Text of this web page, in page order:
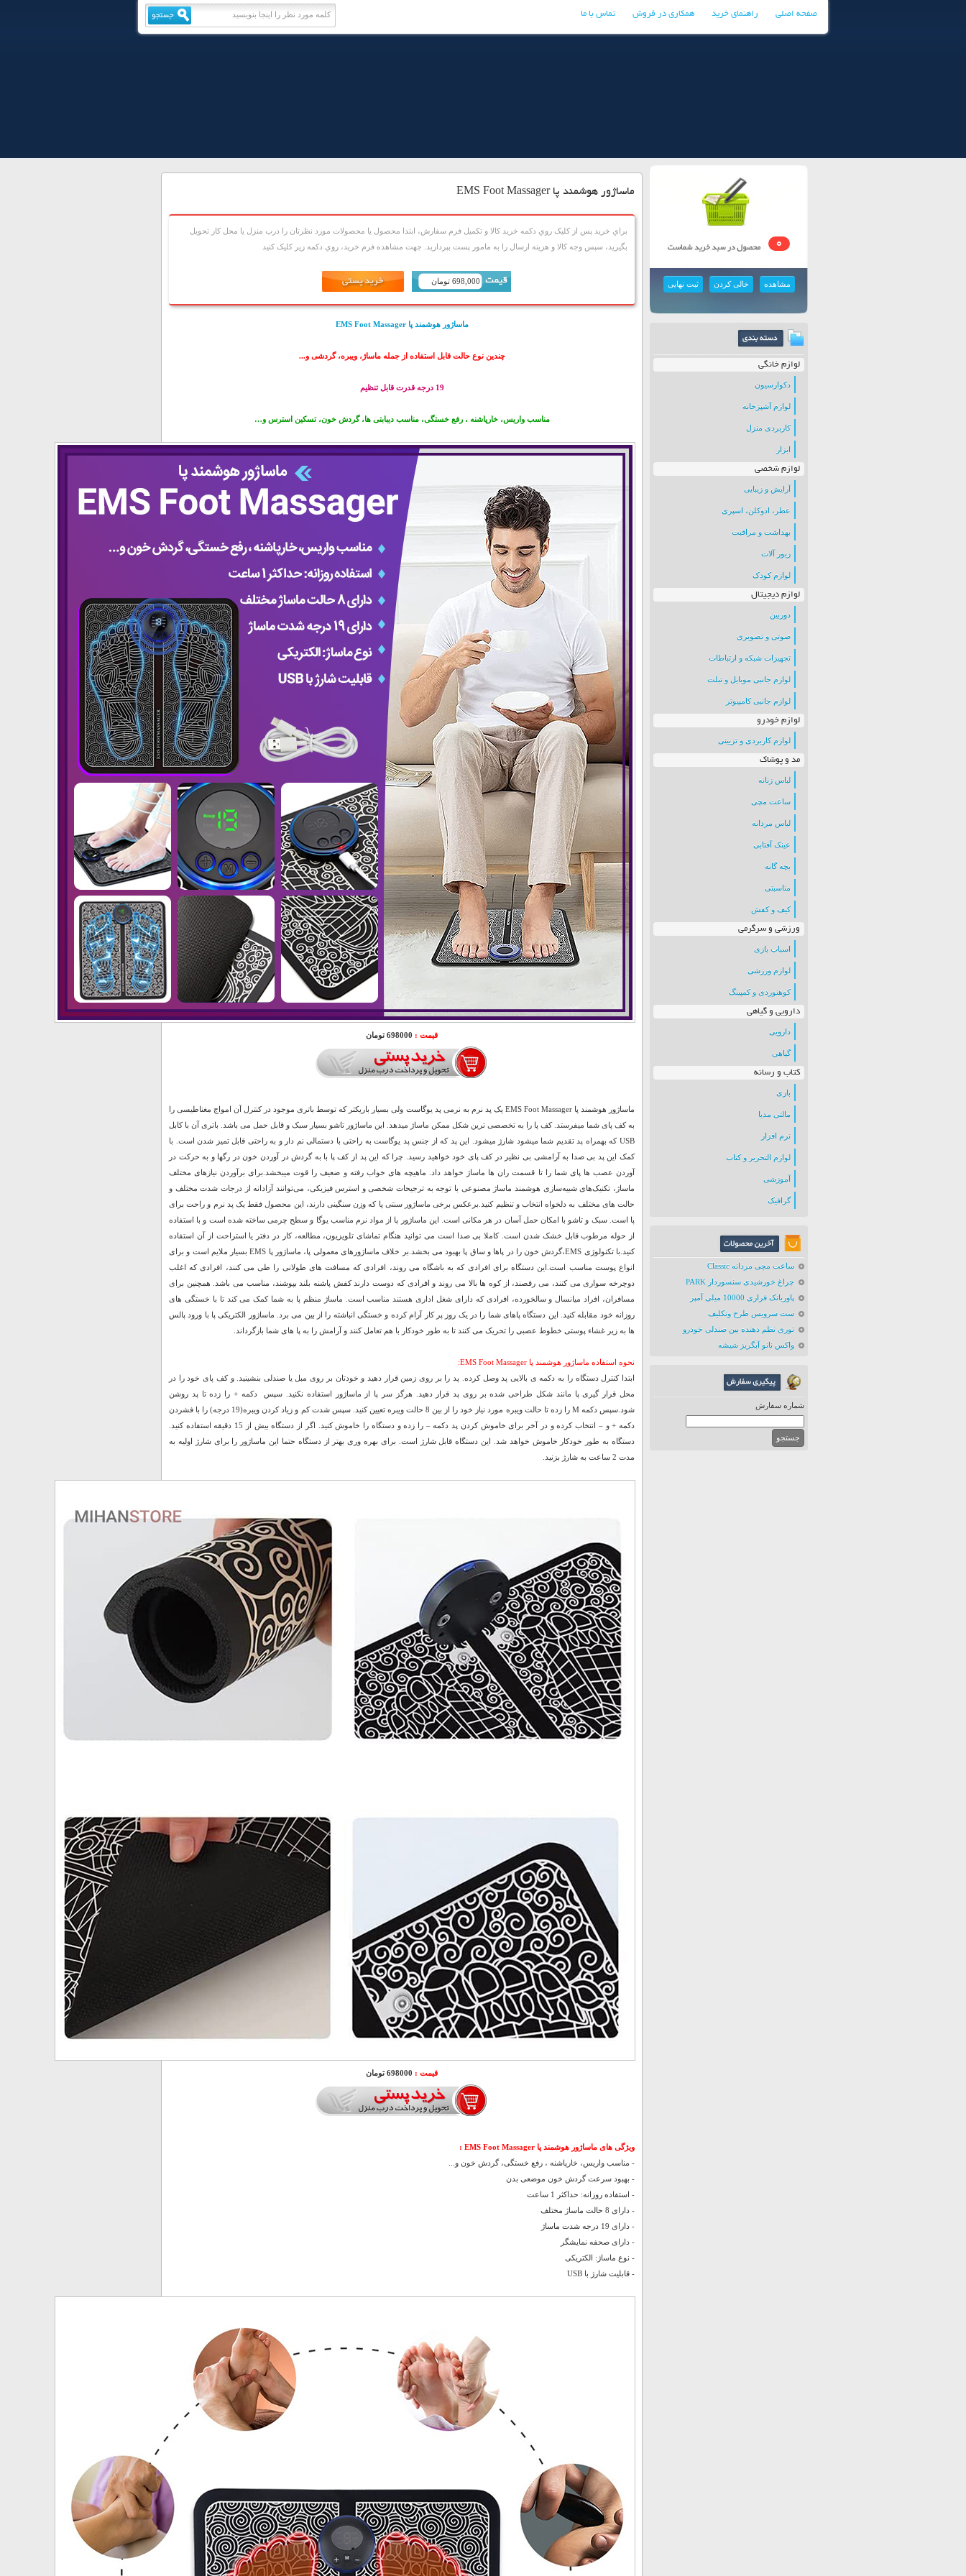
صفحه اصلی راهنمای خرید همکاری در فروش تماس با ما
0
مشاهده خالی کردن ثبت نهایی
لوازم خانگی
دکوارسیون
لوازم آشپزخانه
کاربردی منزل
ابزار
لوازم شخصی
آرایش و زیبایی
عطر، ادوکلن، اسپری
بهداشت و مراقبت
زیور آلات
لوازم کودک
لوازم دیجیتال
دوربین
صوتی و تصویری
تجهیزات شبکه و ارتباطات
لوازم جانبی موبایل و تبلت
لوازم جانبی کامپیوتر
لوازم خودرو
لوازم کاربردی و تزیینی
مد و پوشاک
لباس زنانه
ساعت مچی
لباس مردانه
عینک آفتابی
بچه گانه
مناسبتی
کیف و کفش
ورزشی و سرگرمی
اسباب بازی
لوازم ورزشی
کوهنوردی و کمپینگ
دارویی و گیاهی
دارویی
گیاهی
کتاب و رسانه
بازی
مالتی مدیا
نرم افزار
لوازم التحریر و کتاب
آموزشی
گرافیک
ساعت مچی مردانه Classic
چراغ خورشیدی سنسوردار PARK
پاوربانک فراری 10000 میلی آمپر
ست سرویس طرح ونکلیف
توری نظم دهنده بین صندلی خودرو
واکس نانو آبگریز شیشه
شماره سفارش
ماساژور هوشمند پا EMS Foot Massager
براي خريد پس از کليک روي دکمه خريد کالا و تکميل فرم سفارش، ابتدا محصول يا محصولات مورد نظرتان را درب منزل يا محل کار تحويل
بگيريد، سپس وجه کالا و هزينه ارسال را به مامور پست بپردازيد. جهت مشاهده فرم خريد، روي دکمه زير کليک کنيد
698,000 تومان
ماساژور هوشمند پا EMS Foot Massager
چندین نوع حالت قابل استفاده از جمله ماساژ، ویبره، گردشی و...
19 درجه قدرت قابل تنظیم
مناسب واریس، خارپاشنه ، رفع خستگی، مناسب دیبابتی ها، گردش خون، تسکین استرس و…
قیمت : 698000 تومان
ماساژور هوشمند پا EMS Foot Massager یک پد نرم به نرمی پد یوگاست ولی بسیار باریکتر که توسط باتری موجود در کنترل آن امواج مغناطیسی را
به کف پای شما میفرستد. کف پا را به تخصصی ترین شکل ممکن ماساژ میدهد. این ماساژور تاشو بسیار سبک و قابل حمل می باشد. باتری آن با کابل
USB که بهمراه پد تقدیم شما میشود شارژ میشود. این پد که از جنس پد یوگاست به راحتی با دستمالی نم دار و به راحتی قابل تمیز شدن است. با
کمک این پد بی صدا به آرامشی بی نظیر در کف پای خود خواهید رسید. چرا که این پد از کف پا با به گردش در آوردن خون در رگها و به حرکت در
آوردن عصب ها پای شما را تا قسمت ران ها ماساژ خواهد داد. ماهیچه های خواب رفته و ضعیف را قوت میبخشد.برای برآوردن نیازهای مختلف
ماساژ، تکنیک‌های شبیه‌سازی هوشمند ماساژ مصنوعی با توجه به ترجیحات شخصی و استرس فیزیکی، می‌توانند آزادانه از درجات شدت مختلف و
حالت های مختلف به دلخواه انتخاب و تنظیم کنید.برعکس برخی ماساژور سنتی پا که وزن سنگینی دارند، این محصول فقط یک پد نرم و راحت برای
پا است. سبک و تاشو با امکان حمل آسان در هر مکانی است. این ماساژور پا از مواد نرم مناسب یوگا و سطح چرمی ساخته شده است و با استفاده
از حوله مرطوب قابل خشک شدن است. کاملا بی صدا است می توانید هنگام تماشای تلویزیون، مطالعه، کار در دفتر یا استراحت از آن استفاده
کنید.با تکنولوژی EMS،گردش خون را در پاها و ساق پا بهبود می بخشد.بر خلاف ماساژورهای معمولی پا، ماساژور پا EMS بسیار ملایم است و برای
انواع پوست مناسب است.این دستگاه برای افرادی که به باشگاه می روند، افرادی که مسافت های طولانی را طی می کنند، افرادی که اغلب
دوچرخه سواری می کنند، می رقصند، از کوه ها بالا می روند و افرادی که دوست دارند کفش پاشنه بلند بپوشند، مناسب می باشد. همچنین برای
مسافران، افراد میانسال و سالخورده، افرادی که دارای شغل اداری هستند مناسب است. ماساژ منظم پا به شما کمک می کند تا با خستگی های
روزانه خود مقابله کنید. این دستگاه پاهای شما را در یک روز پر کار آرام کرده و خستگی انباشته را از بین می برد. ماساژور الکتریکی پا با ورود پالس
ها به زیر غشاء پوستی خطوط عصبی را تحریک می کنند تا به طور خودکار با هم تعامل کنند و آرامش را به پا های شما بازگرداند.
نحوه استفاده ماساژور هوشمند پا EMS Foot Massager:
ابتدا کنترل دستگاه را به دکمه ی بالایی پد وصل کرده. پد را بر روی زمین قرار دهید و خودتان بر روی مبل یا صندلی بنشینید. و کف پای خود را در
محل قرار گیری پا مانند شکل طراحی شده بر روی پد قرار دهید. هرگز سر پا از ماساژور استفاده نکنید. سپس دکمه + را زده تا پد روشن
شود.سپس دکمه M را زده تا حالت ویبره مورد نیاز خود را از بین 8 حالت ویبره تعیین کنید. سپس شدت کم و زیاد کردن ویبره(19 درجه) را با فشردن
دکمه + و – انتخاب کرده و در آخر برای خاموش کردن پد دکمه – را زده و دستگاه را خاموش کنید. اگر از دستگاه بیش از 15 دقیقه استفاده کنید.
دستگاه به طور خودکار خاموش خواهد شد. این دستگاه قابل شارژ است. برای بهره وری بهتر از دستگاه حتما این ماساژور را برای شارژ اولیه به
مدت 2 ساعت به شارژ بزنید.
قیمت : 698000 تومان
ویژگی های ماساژور هوشمند پا EMS Foot Massager
:
- مناسب واریس، خارپاشنه ، رفع خستگی، گردش خون و...
- بهبود سرعت گردش خون موضعی بدن
- استفاده روزانه: حداکثر 1 ساعت
- دارای 8 حالت ماساژ مختلف
- دارای 19 درجه شدت ماساژ
- دارای صحفه نمایشگر
- نوع ماساژ: الکتریکی
- قابلیت شارژ با USB